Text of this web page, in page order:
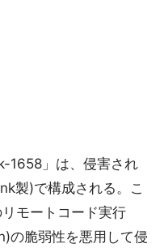
1658」は、侵害され
製)で構成される。こ
モートコード実行
の脆弱性を悪用して侵